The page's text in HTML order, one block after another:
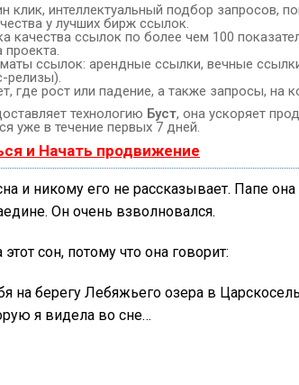
клик, интеллектуальный подбор запросов,
у лучших бирж ссылок.
качества ссылок по более чем 100
проекта.
ссылок: арендные ссылки, вечные
релизы).
где рост или падение, а также запросы, на
технологию Буст, она ускоряет
уже в течение первых 7 дней.
и Начать продвижение
и никому его не рассказывает. Папе
Он очень взволновался.
сон, потому что она говорит:
на берегу Лебяжьего озера в
я видела во сне…